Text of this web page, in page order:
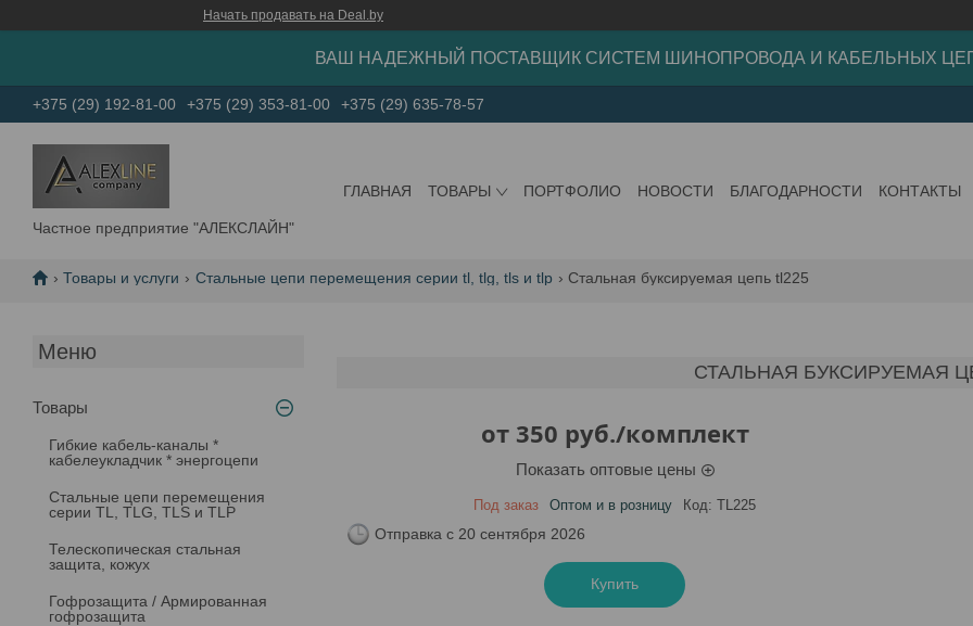
Начать продавать на Deal.by
ВАШ НАДЕЖНЫЙ ПОСТАВЩИК СИСТЕМ ШИНОПРОВОДА И КАБЕЛЬНЫХ
+375 (29) 192-81-00 +375 (29) 353-81-00 +375 (29) 635-78-57
Частное предприятие "АЛЕКСЛАЙН"
ГЛАВНАЯ ТОВАРЫ ПОРТФОЛИО НОВОСТИ БЛАГОДАРНОСТИ КОНТАКТЫ
Товары и услуги Стальные цепи перемещения серии tl, tlg, tls и tlp Стальная буксируемая цепь tl225
Товары
Гибкие кабель-каналы *
кабелеукладчик * энергоцепи
Стальные цепи перемещения
серии TL, TLG, TLS и TLP
Телескопическая стальная
защита, кожух
Гофрозащита / Армированная
гофрозащита
СТАЛЬНАЯ БУКСИРУЕМАЯ
от 350 руб./комплект
Показать оптовые цены
Под заказ Оптом и в розницу Код: TL225
Отправка с 20 сентября 2026
Купить